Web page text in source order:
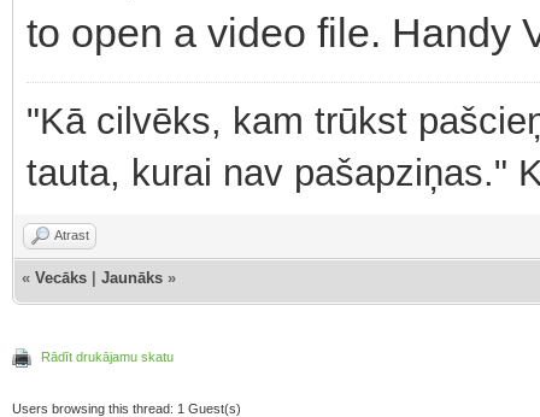
to open a video file. Handy
"Kā cilvēks, kam trūkst
tauta, kurai nav pašapziņas."
Atrast
« Vecāks Jaunāks »
Rādīt drukājamu skatu
Users browsing this thread: 1 Guest(s)